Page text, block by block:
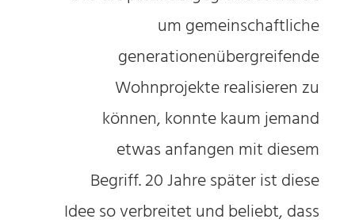
um gemeinschaftliche
generationenübergreifende
Wohnprojekte realisieren zu
können, konnte kaum jemand
etwas anfangen mit diesem
Begriff. 20 Jahre später ist diese
Idee so verbreitet und beliebt, dass